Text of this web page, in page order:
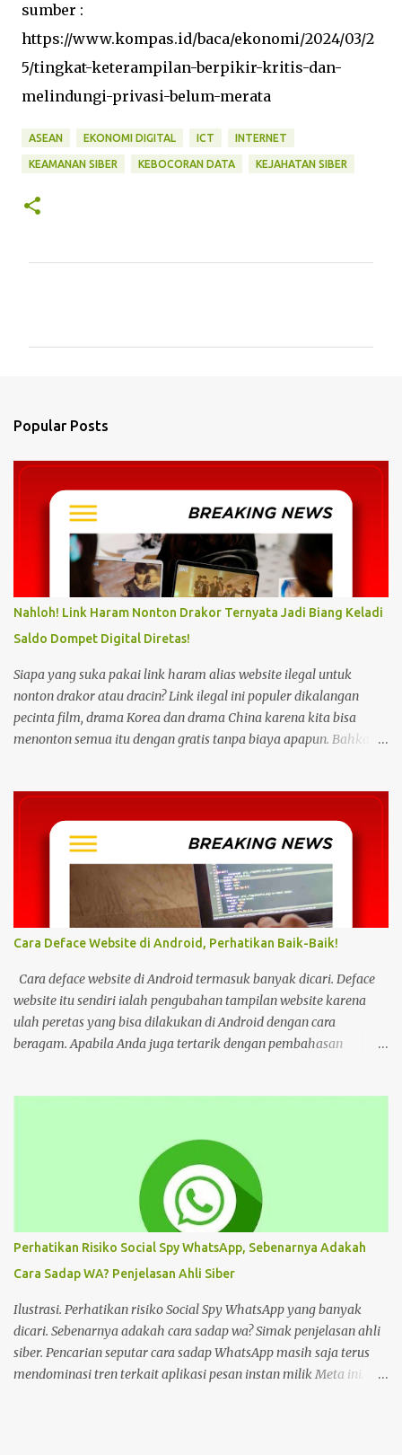
sumber :
https://www.kompas.id/baca/ekonomi/2024/03/2
5/tingkat-keterampilan-berpikir-kritis-dan-
melindungi-privasi-belum-merata
ASEAN EKONOMI DIGITAL ICT INTERNET
KEAMANAN SIBER KEBOCORAN DATA KEJAHATAN SIBER
s
Popular Posts
Nahloh! Link Haram Nonton Drakor Ternyata Jadi Biang Keladi
Saldo Dompet Digital Diretas!
Siapa yang suka pakai link haram alias website ilegal untuk
nonton drakor atau dracin? Link ilegal ini populer dikalangan
pecinta film, drama Korea dan drama China karena kita bisa
menonton semua itu dengan gratis tanpa biaya apapun. Bahkan
sepertinya harus dihentikan sekarang juga. Pasalnya menonton
film, konser, drama, atau apapun itu di situs tidak resmi disebut
bisa menjadi jalan masuk peretasan pada perangkat elektronik.
Pengalaman ini dibagikan oleh pengguna media sosial X,
@kdrama_menfess pada Selasa (23/2/2024) siang. Dalam
unggahannya, terlihat perangkat laptop yang diduga diretas
setelah digunakan untuk menonton di layanan streaming ilegal. "
Web kayak gini bahaya gais buat hp dan laptop kalian bisa ada
virus juga. Coba deh kalian aware sama masalah kejahatan
cyberspace, google sendiri aja ," tulis unggahan. Dilansir dari
Kompas...
Cara Deface Website di Android, Perhatikan Baik-Baik!
Cara deface website di Android termasuk banyak dicari. Deface
website itu sendiri ialah pengubahan tampilan website karena
ulah peretas yang bisa dilakukan di Android dengan cara
beragam. Apabila Anda juga tertarik dengan pembahasan
beragam kemudahan tersendiri yang bisa Anda pilih sesuai
keinginan. Namun sebelum mengulas tutorialnya, tentu akan
lebih baik untuk mengenal deface website secara mendalam.
Deface website bisa mengubah sebagian tampilan maupun
keseluruhan. Mulai dari penggantian font, memunculkan spam
iklan, mengubah konten di dalam website, dan masih banyak lagi.
Pada dasarnya, deface website dilakukan dengan tujuan tertentu.
Seperti menunjukkan kelemahan situs, menjual produk, atau
hanya kesenangan pribadi. Hal te...
Perhatikan Risiko Social Spy WhatsApp, Sebenarnya Adakah
Cara Sadap WA? Penjelasan Ahli Siber
Ilustrasi. Perhatikan risiko Social Spy WhatsApp yang banyak
dicari. Sebenarnya adakah cara sadap wa? Simak penjelasan ahli
siber. Pencarian seputar cara sadap WhatsApp masih saja terus
mendominasi tren terkait aplikasi pesan instan milik Meta ini.